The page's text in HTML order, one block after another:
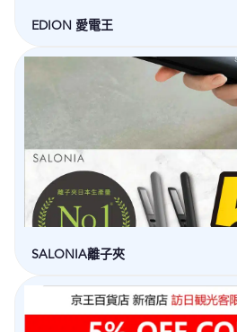
EDION 愛電王
SALONIA離子夾